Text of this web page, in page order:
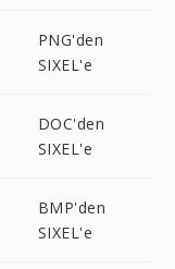
PNG'den
SIXEL'e
DOC'den
SIXEL'e
BMP'den
SIXEL'e